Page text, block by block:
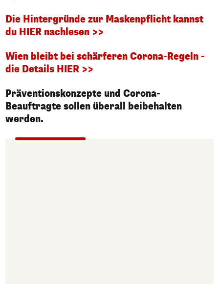
Die Hintergründe zur Maskenpflicht kannst
du HIER nachlesen >>
Wien bleibt bei schärferen Corona-Regeln -
die Details HIER >>
Präventionskonzepte und Corona-
Beauftragte sollen überall beibehalten
werden.